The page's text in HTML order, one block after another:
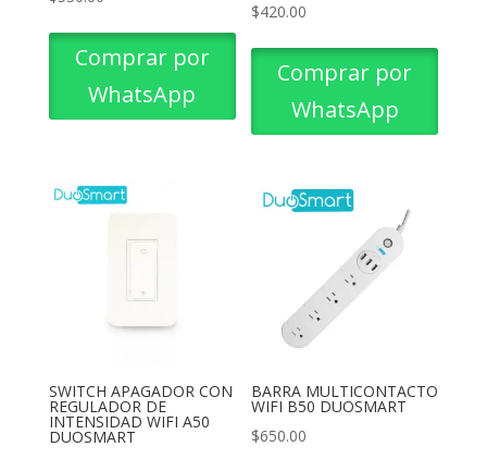
Comprar por
WhatsApp
$420.00
Comprar por
WhatsApp
SWITCH APAGADOR CON
REGULADOR DE
INTENSIDAD WIFI A50
DUOSMART
BARRA MULTICONTACTO
WIFI B50 DUOSMART
$650.00